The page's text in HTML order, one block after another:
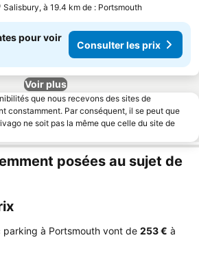
Salisbury, à 19.4 km de : Portsmouth
pour voir
Consulter les prix
Voir plus
que nous recevons des sites de
constamment. Par conséquent, il se peut que
ne soit pas la même que celle du site de
posées au sujet de
à Portsmouth vont de ‎253 € à